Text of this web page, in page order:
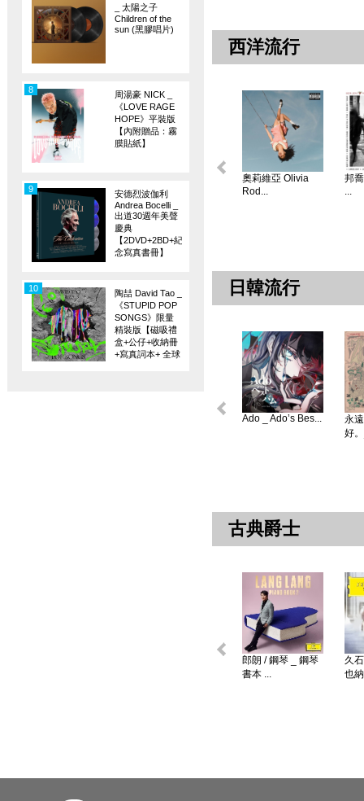
_ 太陽之子
Children of the
sun (黑膠唱片)
周湯豪 NICK _
《LOVE RAGE
HOPE》平裝版
【內附贈品：霧
膜貼紙】
8
安德烈波伽利
Andrea Bocelli _
出道30週年美聲
慶典
【2DVD+2BD+紀
念寫真書冊】
9
陶喆 David Tao _
《STUPID POP
SONGS》限量
精裝版【磁吸禮
盒+公仔+收納冊
+寫真詞本+ 全球
10
西洋流行
奧莉維亞 Olivia
Rod...
邦
...
日韓流行
Ado _ Ado’s Bes...
永
好
古典爵士
郎朗 / 鋼琴 _ 鋼琴
書本 ...
久
也